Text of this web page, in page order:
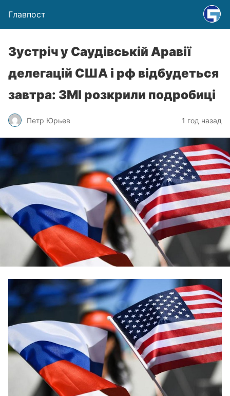
Главпост
Зустріч у Саудівській Аравії
делегацій США і рф відбудеться
завтра: ЗМІ розкрили подробиці
Петр Юрьев 1 год назад